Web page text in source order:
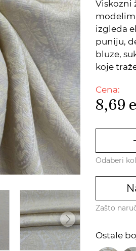
Viskozni
izgleda
puniju,
bluze,
koje
Cena:
8,69
Odaberi
Zašto
Ostale